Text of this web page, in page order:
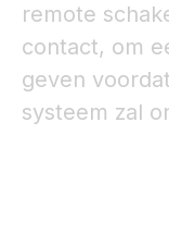
remote
contact, om
geven
systeem zal